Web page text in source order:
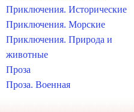
Приключения. Исторические
Приключения. Морские
Приключения. Природа и
животные
Проза
Проза. Военная